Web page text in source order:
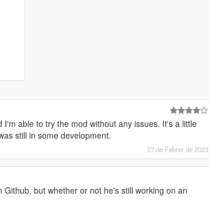
able to try the mod without any issues. It's a little
still in some development.
27 de Febrer de 2023
but whether or not he's still working on an